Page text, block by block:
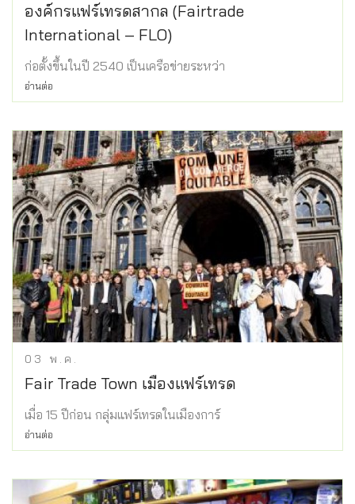
องค์กรแฟร์เทรดสากล (Fairtrade
International – FLO)
ก่อตั้งขึ้นในปี 2540 เป็นเครือข่ายระหว่า
อ่านต่อ
03 พ.ค.
Fair Trade Town เมืองแฟร์เทรด
เมื่อ 15 ปีก่อน กลุ่มแฟร์เทรดในเมืองการ์
อ่านต่อ